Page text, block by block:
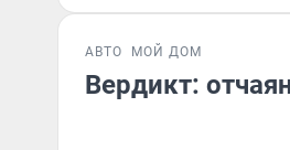
АВТО МОЙ ДОМ
Вердикт: